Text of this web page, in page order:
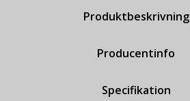
Produktbeskrivning
Producentinfo
Specifikation